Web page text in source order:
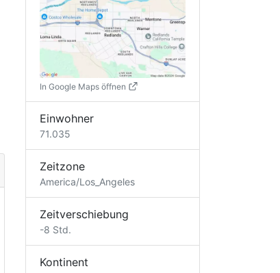
In Google Maps öffnen
Einwohner
71.035
Zeitzone
America/Los_Angeles
Zeitverschiebung
-8 Std.
Kontinent